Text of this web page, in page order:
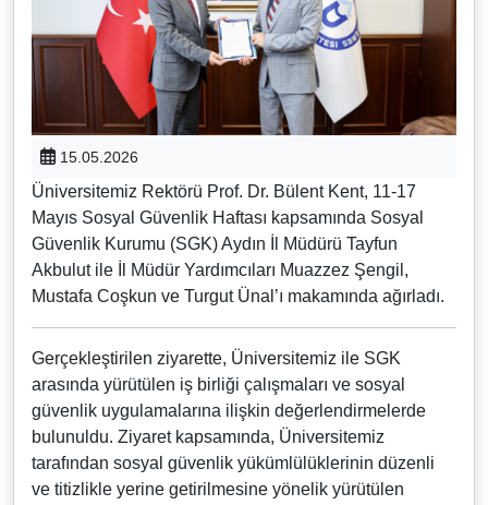
15.05.2026
Üniversitemiz Rektörü Prof. Dr. Bülent Kent, 11-17
Mayıs Sosyal Güvenlik Haftası kapsamında Sosyal
Güvenlik Kurumu (SGK) Aydın İl Müdürü Tayfun
Akbulut ile İl Müdür Yardımcıları Muazzez Şengil,
Mustafa Coşkun ve Turgut Ünal’ı makamında ağırladı.
Gerçekleştirilen ziyarette, Üniversitemiz ile SGK
arasında yürütülen iş birliği çalışmaları ve sosyal
güvenlik uygulamalarına ilişkin değerlendirmelerde
bulunuldu. Ziyaret kapsamında, Üniversitemiz
tarafından sosyal güvenlik yükümlülüklerinin düzenli
ve titizlikle yerine getirilmesine yönelik yürütülen